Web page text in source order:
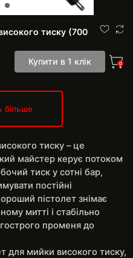
тиску (700
Купити в 1 клік 0
більше
тиску – це
майстер керує потоком
тиск у сотні бар,
постійні
пістолет знімає
митті і стабільно
променя до
для мийки високого тиску,